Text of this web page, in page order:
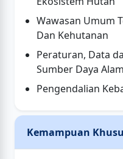
Wawasan Umum
Dan Kehutanan
Peraturan, Data
Sumber Daya
Pengendalian
Kemampuan